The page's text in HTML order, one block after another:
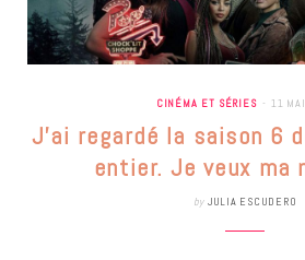
CINÉMA ET SÉRIES 11
J’ai regardé la saison 6
entier. Je veux ma
by JULIA ESCUDERO